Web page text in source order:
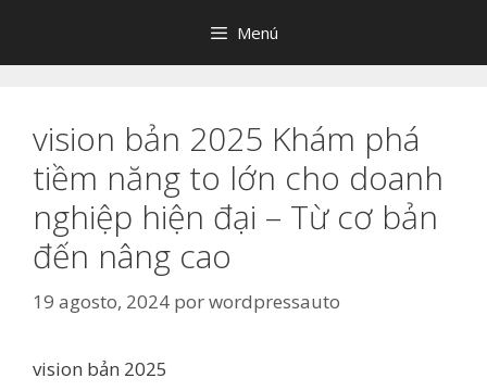
contenido
Menú
vision bản 2025 Khám phá
tiềm năng to lớn cho doanh
nghiệp hiện đại – Từ cơ bản
đến nâng cao
19 agosto, 2024 porwordpressauto
vision bản 2025